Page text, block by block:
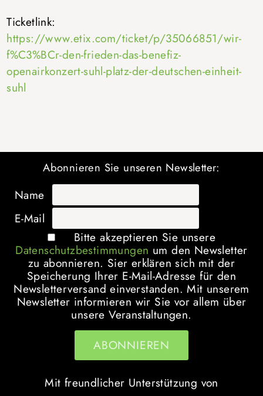
Ticketlink:
https://www.etix.com/ticket/p/35066851/wir-
f%C3%BCr-den-frieden-das-benefiz-
openairkonzert-suhl-platz-der-deutschen-einheit-
suhl
Abonnieren Sie unseren Newsletter:
Name
E-Mail
Bitte akzeptieren Sie unsere
Datenschutzbestimmungen um den Newsletter
zu abonnieren. Sier erklären sich mit der
Speicherung Ihrer E-Mail-Adresse für den
Newsletterversand einverstanden. Mit unserem
Newsletter informieren wir Sie vor allem über
unsere Veranstaltungen.
Mit freundlicher Unterstützung von